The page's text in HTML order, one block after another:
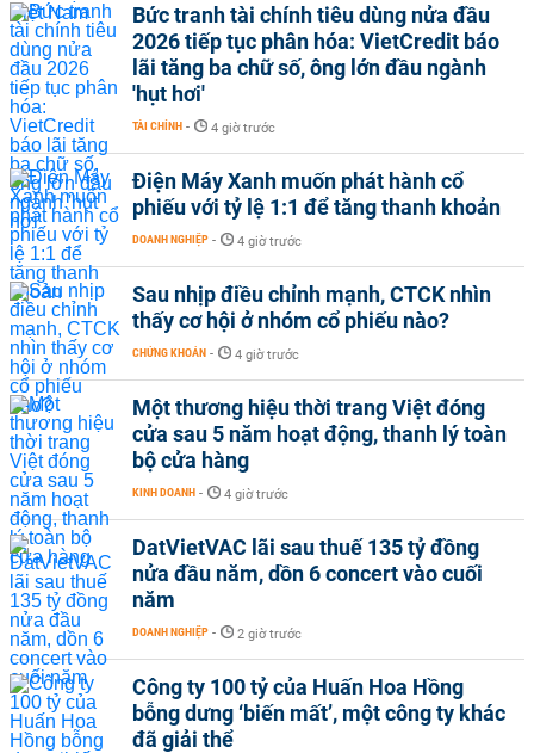
Bức tranh tài chính tiêu dùng nửa đầu
2026 tiếp tục phân hóa: VietCredit báo
lãi tăng ba chữ số, ông lớn đầu ngành
'hụt hơi'
TÀI CHÍNH - 4 giờ trước
Điện Máy Xanh muốn phát hành cổ
phiếu với tỷ lệ 1:1 để tăng thanh khoản
DOANH NGHIỆP - 4 giờ trước
Sau nhịp điều chỉnh mạnh, CTCK nhìn
thấy cơ hội ở nhóm cổ phiếu nào?
CHỨNG KHOÁN - 4 giờ trước
Một thương hiệu thời trang Việt đóng
cửa sau 5 năm hoạt động, thanh lý toàn
bộ cửa hàng
KINH DOANH - 4 giờ trước
DatVietVAC lãi sau thuế 135 tỷ đồng
nửa đầu năm, dồn 6 concert vào cuối
năm
DOANH NGHIỆP - 2 giờ trước
Công ty 100 tỷ của Huấn Hoa Hồng
bỗng dưng ‘biến mất’, một công ty khác
đã giải thể